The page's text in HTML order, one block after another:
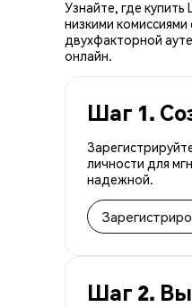
Узнайте, где
низкими
двухфакторной
онлайн.
Шаг 1.
личности для
надежной.
Шаг 2.